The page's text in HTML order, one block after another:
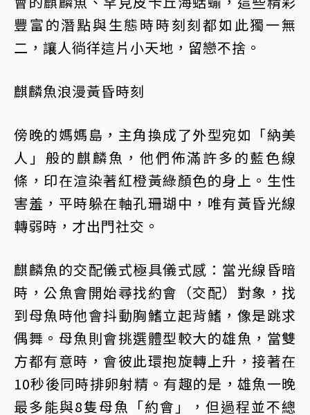
豐富的潛點與生態時時刻刻都如此獨一無
二，讓人徜徉這片小天地，留戀不捨。
麒麟魚浪漫黃昏時刻
傍晚的媽媽島，主角換成了外型宛如「納美
人」般的麒麟魚，他們佈滿許多的藍色線
條，印在渲染著紅橙黃綠顏色的身上。生性
害羞，平時躲在軸孔珊瑚中，唯有黃昏光線
轉弱時，才出門社交。
麒麟魚的交配儀式極具儀式感：當光線昏暗
時，公魚會開始尋找約會（交配）對象，找
到母魚時他會抖動胸鰭立起背鰭，像是跳求
偶舞。母魚則會挑選體型較大的雄魚，當雙
方都有意時，會彼此環抱旋轉上升，接著在
10秒後同時排卵射精。有趣的是，雄魚一晚
最多能與8隻母魚「約會」，但過程並不總